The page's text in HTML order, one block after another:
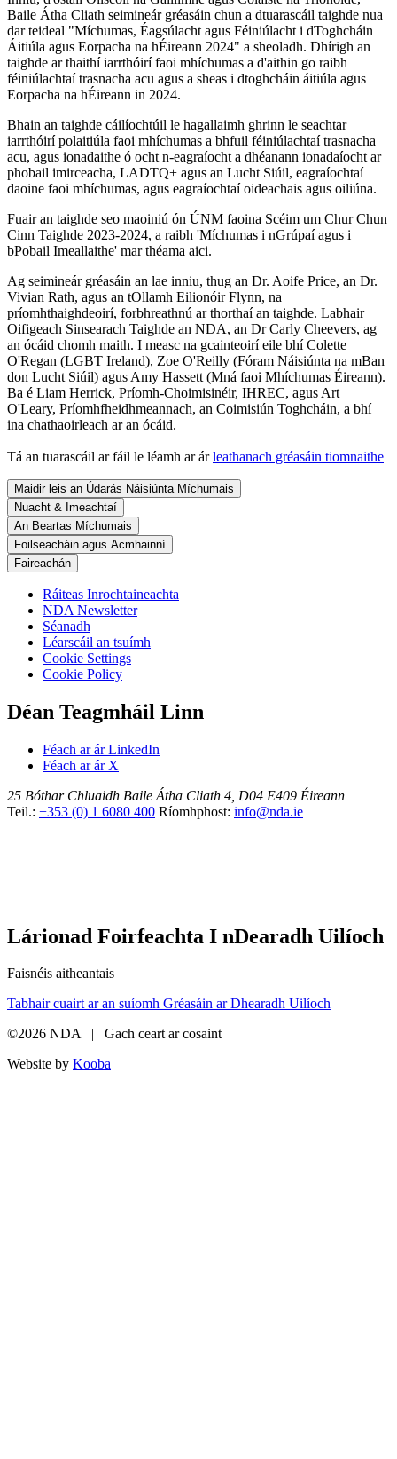
Baile Átha Cliath seimineár gréasáin chun a dtuarascáil taighde nua
dar teideal "Míchumas, Éagsúlacht agus Féiniúlacht i dToghcháin
Áitiúla agus Eorpacha na hÉireann 2024" a sheoladh. Dhírigh an
taighde ar thaithí iarrthóirí faoi mhíchumas a d'aithin go raibh
féiniúlachtaí trasnacha acu agus a sheas i dtoghcháin áitiúla agus
Eorpacha na hÉireann in 2024.
Bhain an taighde cáilíochtúil le hagallaimh ghrinn le seachtar
iarrthóirí polaitiúla faoi mhíchumas a bhfuil féiniúlachtaí trasnacha
acu, agus ionadaithe ó ocht n-eagraíocht a dhéanann ionadaíocht ar
phobail imirceacha, LADTQ+ agus an Lucht Siúil, eagraíochtaí
daoine faoi mhíchumas, agus eagraíochtaí oideachais agus oiliúna.
Fuair an taighde seo maoiniú ón ÚNM faoina Scéim um Chur Chun
Cinn Taighde 2023-2024, a raibh 'Míchumas i nGrúpaí agus i
bPobail Imeallaithe' mar théama aici.
Ag seimineár gréasáin an lae inniu, thug an Dr. Aoife Price, an Dr.
Vivian Rath, agus an tOllamh Eilionóir Flynn, na
príomhthaighdeoirí, forbhreathnú ar thorthaí an taighde. Labhair
Oifigeach Sinsearach Taighde an NDA, an Dr Carly Cheevers, ag
an ócáid chomh maith. I measc na gcainteoirí eile bhí Colette
O'Regan (LGBT Ireland), Zoe O'Reilly (Fóram Náisiúnta na mBan
don Lucht Siúil) agus Amy Hassett (Mná faoi Mhíchumas Éireann).
Ba é Liam Herrick, Príomh-Choimisinéir, IHREC, agus Art
O'Leary, Príomhfheidhmeannach, an Coimisiún Toghcháin, a bhí
ina chathaoirleach ar an ócáid.
Tá an tuarascáil ar fáil le léamh ar árleathanach gréasáin tiomnaithe
Maidir leis an Údarás Náisiúnta Míchumais
Nuacht & Imeachtaí
An Beartas Míchumais
Foilseacháin agus Acmhainní
Faireachán
Ráiteas Inrochtaineachta
NDA Newsletter
Séanadh
Léarscáil an tsuímh
Cookie Settings
Cookie Policy
Déan Teagmháil Linn
Féach ar ár LinkedIn
Féach ar ár X
25 Bóthar Chluaidh Baile Átha Cliath 4, D04 E409 Éireann
Teil.: +353 (0) 1 6080 400 Ríomhphost: info@nda.ie
Lárionad Foirfeachta I nDearadh Uilíoch
Faisnéis aitheantais
Tabhair cuairt ar an suíomh Gréasáin ar Dhearadh Uilíoch
©2026 NDA | Gach ceart ar cosaint
Website by Kooba